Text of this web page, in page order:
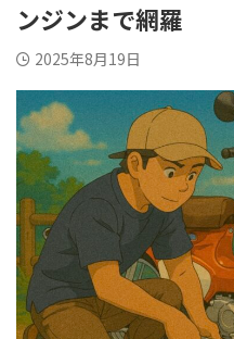
ンジンまで網羅
2025年8月19日